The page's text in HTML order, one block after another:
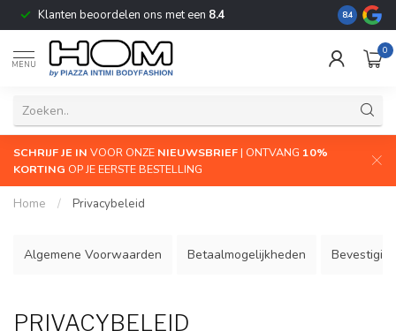
Klanten beoordelen ons met een 8.4 De
8.4
MENU
0
SCHRIJF JE IN VOOR ONZE NIEUWSBRIEF| ONTVANG 10%
KORTING OP JE EERSTE BESTELLING
Home / Privacybeleid
Algemene Voorwaarden Betaalmogelijkheden
PRIVACYBELEID